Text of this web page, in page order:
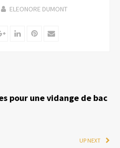
ELEONORE DUMONT
Google+LinkedInPinterest
Email
pour une vidange de bac
UP NEXT